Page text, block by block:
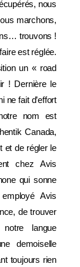
nous
marchons,
trouvons !
est réglée.
un « road
! Dernière le
ne fait d’effort
nom est
Canada,
et de régler le
chez Avis
qui sonne
Avis
de trouver
notre langue
demoiselle
toujours rien